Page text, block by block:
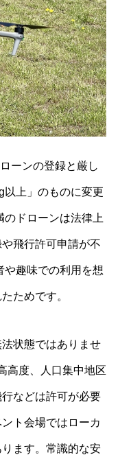
ーンの登録と厳し
以上」のものに変更
のドローンは法律上
飛行許可申請が不
や趣味での利用を想
ためです。
状態ではありませ
高度、人口集中地区
などは許可が必要
ト会場ではローカ
ます。常識的な安